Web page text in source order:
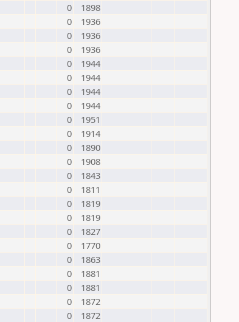
0
1898
0
1936
0
1936
0
1936
0
1944
0
1944
0
1944
0
1944
0
1951
0
1914
0
1890
0
1908
0
1843
0
1811
0
1819
0
1819
0
1827
0
1770
0
1863
0
1881
0
1881
0
1872
0
1872